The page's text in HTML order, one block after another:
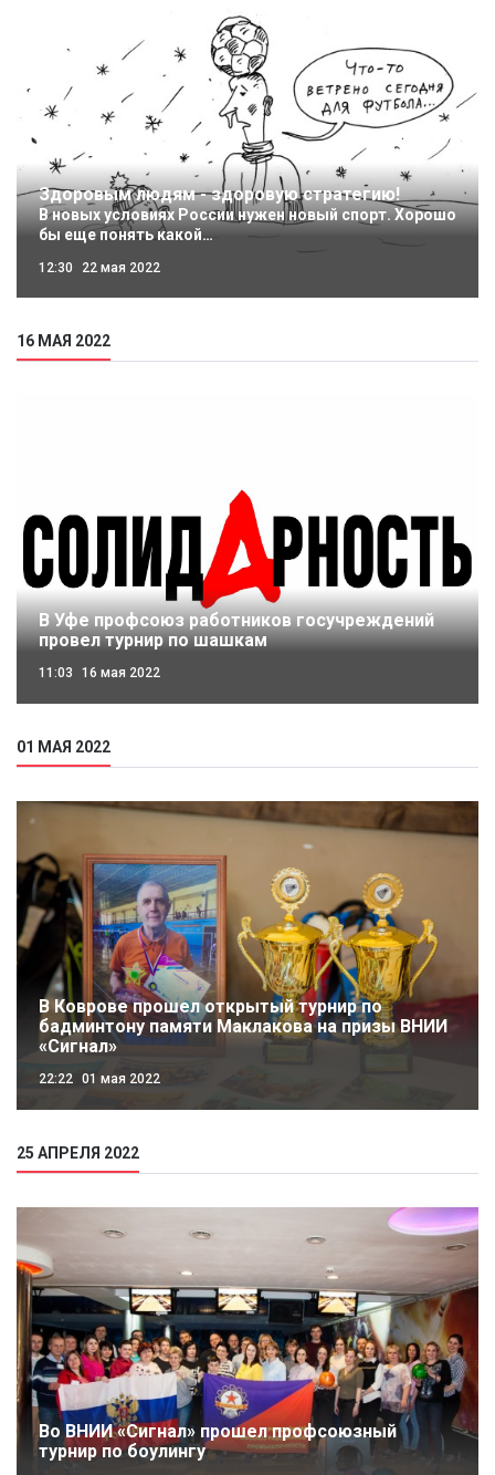
Здоровым людям - здоровую стратегию!
В новых условиях России нужен новый спорт. Хорошо
бы еще понять какой…
12:30 22 мая 2022
16 МАЯ 2022
В Уфе профсоюз работников госучреждений
провел турнир по шашкам
11:03 16 мая 2022
01 МАЯ 2022
В Коврове прошел открытый турнир по
бадминтону памяти Маклакова на призы ВНИИ
«Сигнал»
22:22 01 мая 2022
25 АПРЕЛЯ 2022
Во ВНИИ «Сигнал» прошел профсоюзный
турнир по боулингу